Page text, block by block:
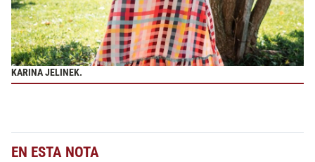
KARINA JELINEK.
EN ESTA NOTA